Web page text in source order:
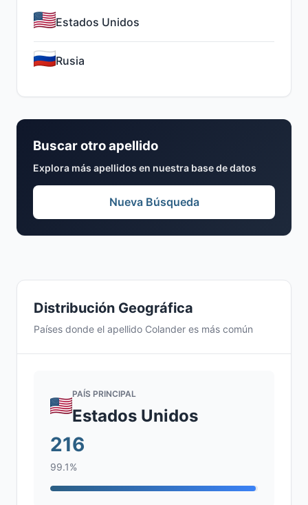
Distribución Geográfica
Países donde el apellido Colander es más común
PAÍS PRINCIPAL
Estados Unidos
216
99.1%
Estados Unidos
Rusia
Buscar otro apellido
Explora más apellidos en nuestra base de datos
Nueva Búsqueda